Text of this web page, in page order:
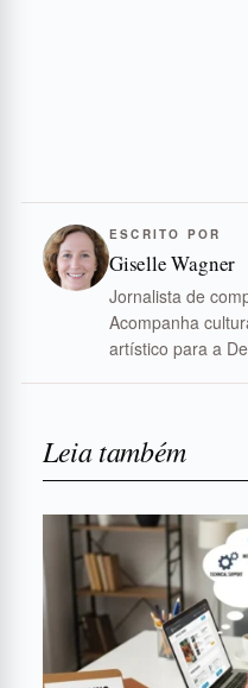
ESCRITO POR
Giselle Wagner
Jornalista de
Acompanha
artístico para a
Leia também